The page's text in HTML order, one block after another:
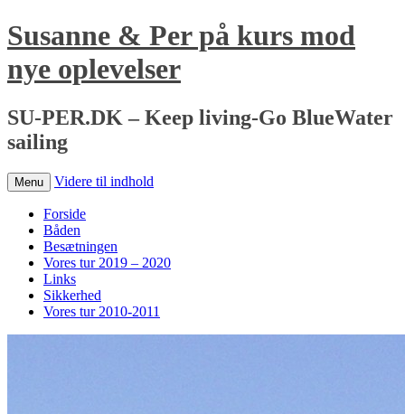
Susanne & Per på kurs mod
nye oplevelser
SU-PER.DK – Keep living-Go BlueWater
sailing
Menu Videre til indhold
Forside
Båden
Besætningen
Vores tur 2019 – 2020
Links
Sikkerhed
Vores tur 2010-2011